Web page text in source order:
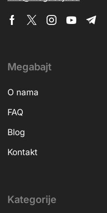
Megabajt
O nama
FAQ
Blog
Kontakt
Kategorije